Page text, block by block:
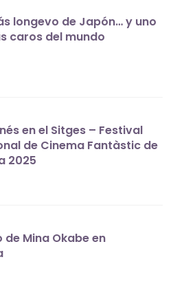
longevo de Japón… y uno
caros del mundo
en el Sitges – Festival
de Cinema Fantàstic de
2025
Mina Okabe en